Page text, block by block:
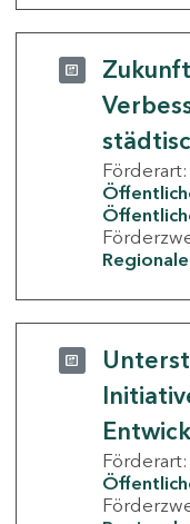
Förderart:
Förderart: